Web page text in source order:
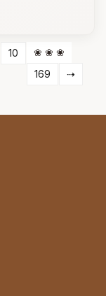
10
❀ ❀ ❀
169
⇢